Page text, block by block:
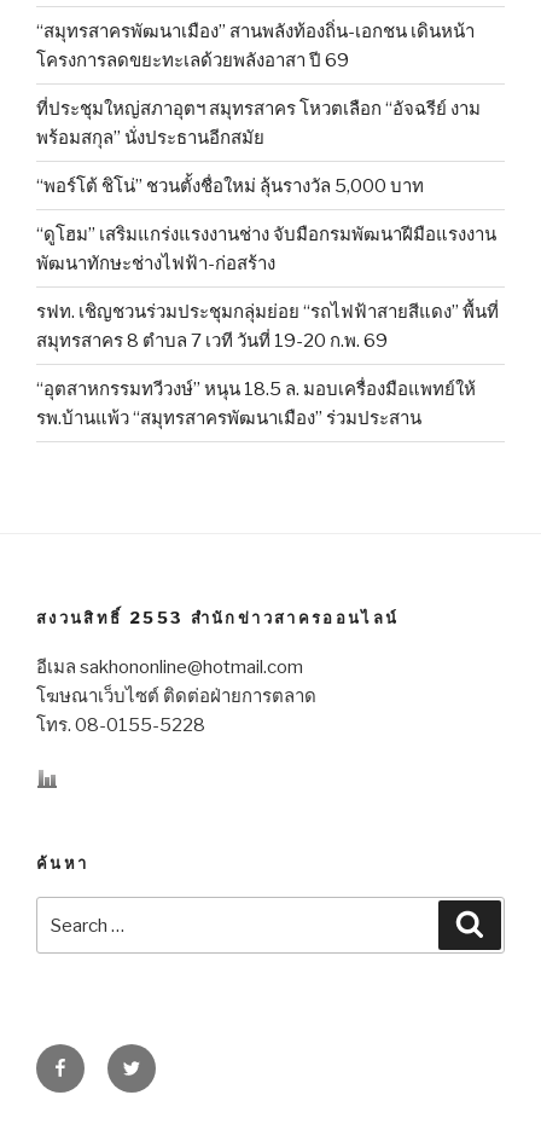
“สมุทรสาครพัฒนาเมือง” สานพลังท้องถิ่น-เอกชน เดินหน้า
โครงการลดขยะทะเลด้วยพลังอาสา ปี 69
ที่ประชุมใหญ่สภาอุตฯ สมุทรสาคร โหวตเลือก “อัจฉรีย์ งาม
พร้อมสกุล” นั่งประธานอีกสมัย
“พอร์โต้ ชิโน่” ชวนตั้งชื่อใหม่ ลุ้นรางวัล 5,000 บาท
“ดูโฮม” เสริมแกร่งแรงงานช่าง จับมือกรมพัฒนาฝีมือแรงงาน
พัฒนาทักษะช่างไฟฟ้า-ก่อสร้าง
รฟท. เชิญชวนร่วมประชุมกลุ่มย่อย “รถไฟฟ้าสายสีแดง” พื้นที่
สมุทรสาคร 8 ตำบล 7 เวที วันที่ 19-20 ก.พ. 69
“อุตสาหกรรมทวีวงษ์” หนุน 18.5 ล. มอบเครื่องมือแพทย์ให้
รพ.บ้านแพ้ว “สมุทรสาครพัฒนาเมือง” ร่วมประสาน
สงวนสิทธิ์ 2553 สำนักข่าวสาครออนไลน์
อีเมล sakhononline@hotmail.com
โฆษณาเว็บไซต์ ติดต่อฝ่ายการตลาด
โทร. 08-0155-5228
ค้นหา
FacebookTwitter